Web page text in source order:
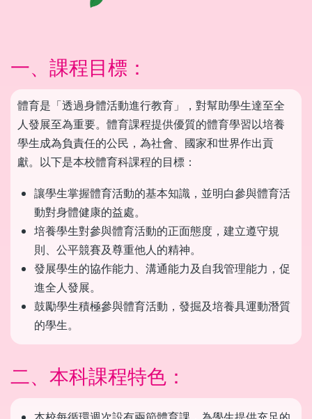
一、課程目標：
體育是「透過身體活動進行教育」，對幫助學生達至全
人發展至為重要。體育課程提供優質的體育學習以培養
學生成為負責任的公民，為社會、國家和世界作出貢
獻。以下是本校體育科課程的目標：
讓學生掌握體育活動的基本知識，並明白參與體育活
動對身體健康的益處。
培養學生對參與體育活動的正面態度，建立遵守規
則、公平競賽及尊重他人的精神。
發展學生的協作能力、溝通能力及自我管理能力，促
進全人發展。
鼓勵學生積極參與體育活動，發掘及培養具運動潛質
的學生。
二、本科課程特色：